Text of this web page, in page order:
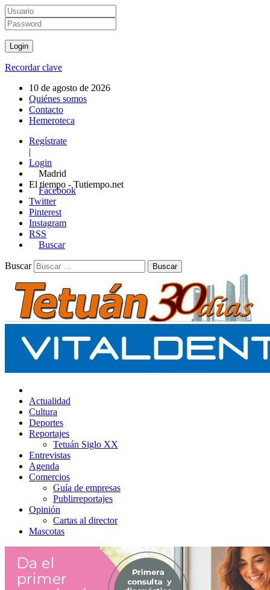
Recordar clave
10 de agosto de 2026
Quiénes somos
Contacto
Hemeroteca
Regístrate
|
Login
Madrid
El tiempo - Tutiempo.net
Facebook
Twitter
Pinterest
Instagram
RSS
Buscar
Buscar
Actualidad
Cultura
Deportes
Reportajes
Tetuán Siglo XX
Entrevistas
Agenda
Comercios
Guía de empresas
Publirreportajes
Opinión
Cartas al director
Mascotas